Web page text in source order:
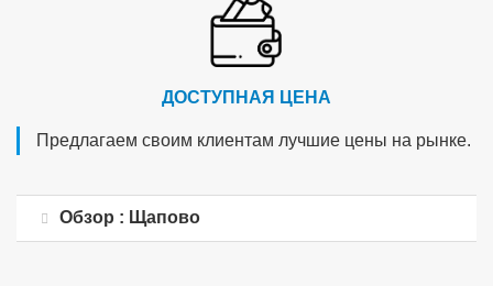
ДОСТУПНАЯ ЦЕНА
Предлагаем своим клиентам лучшие цены на рынке.
Обзор : Щапово